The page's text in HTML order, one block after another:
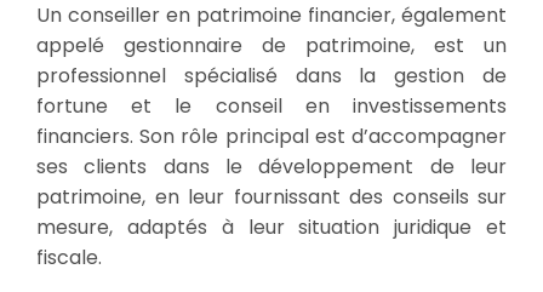
Un conseiller en patrimoine financier, également
appelé gestionnaire de patrimoine, est un
professionnel spécialisé dans la gestion de
fortune et le conseil en investissements
financiers. Son rôle principal est d’accompagner
ses clients dans le développement de leur
patrimoine, en leur fournissant des conseils sur
mesure, adaptés à leur situation juridique et
fiscale.